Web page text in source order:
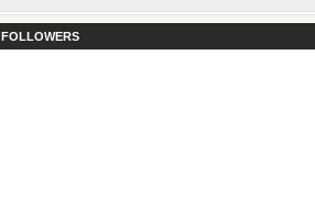
FOLLOWERS